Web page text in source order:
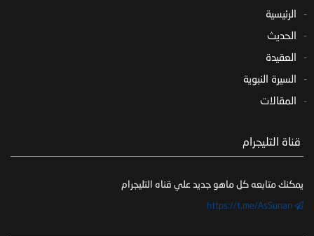
الرئيسية
الحديث
العقيدة
السيرة النبوية
المقالات
‏ قناة التليجرام
يمكنك متابعه كل ماهو جديد علي قناه التليجرام